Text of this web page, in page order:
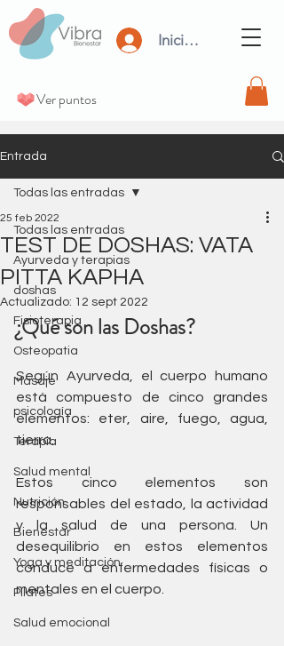
Iniciar Sesión
Ver puntos
Entrada
Todas las entradas
Ayurveda y terapias
doshas
Fisioterapia
Osteopatia
Masaje
psicología
Terapia
Salud mental
Nutrición
Bienestar
Yoga y meditación
Pilates
Salud emocional
Todas las entradas
TEST DE DOSHAS: VATA
PITTA KAPHA
25 feb 2022
Actualizado: 12 sept 2022
¿Qué son las Doshas?
Según Ayurveda, el cuerpo humano
está compuesto de cinco grandes
elementos: eter, aire, fuego, agua,
tierra.
Estos cinco elementos son
responsables del estado, la actividad
y la salud de una persona. Un
desequilibrio en estos elementos
conduce a enfermedades físicas o
mentales en el cuerpo.